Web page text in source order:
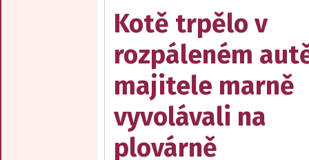
Kotě trpělo v
rozpáleném
majitele marně
vyvolávali na
plovárně